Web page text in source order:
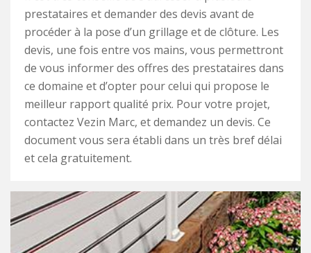
prestataires et demander des devis avant de
procéder à la pose d’un grillage et de clôture. Les
devis, une fois entre vos mains, vous permettront
de vous informer des offres des prestataires dans
ce domaine et d’opter pour celui qui propose le
meilleur rapport qualité prix. Pour votre projet,
contactez Vezin Marc, et demandez un devis. Ce
document vous sera établi dans un très bref délai
et cela gratuitement.